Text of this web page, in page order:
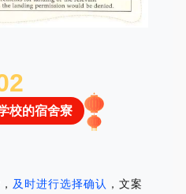
2
校的宿舍寮
及时进行选择确认 ，文案